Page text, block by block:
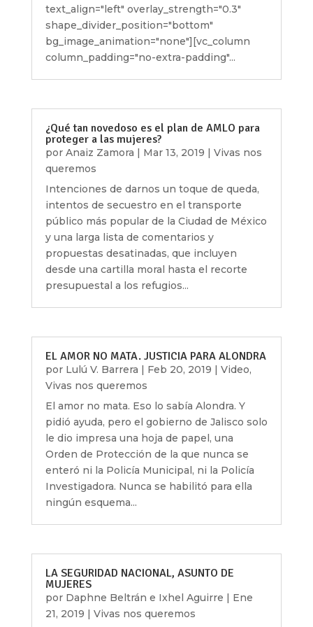
text_align="left" overlay_strength="0.3"
shape_divider_position="bottom"
bg_image_animation="none"][vc_column
column_padding="no-extra-padding"...
¿Qué tan novedoso es el plan de AMLO para
proteger a las mujeres?
por Anaiz Zamora | Mar 13, 2019 | Vivas nos
queremos
Intenciones de darnos un toque de queda,
intentos de secuestro en el transporte
público más popular de la Ciudad de México
y una larga lista de comentarios y
propuestas desatinadas, que incluyen
desde una cartilla moral hasta el recorte
presupuestal a los refugios...
EL AMOR NO MATA. JUSTICIA PARA ALONDRA
por Lulú V. Barrera | Feb 20, 2019 | Video,
Vivas nos queremos
El amor no mata. Eso lo sabía Alondra. Y
pidió ayuda, pero el gobierno de Jalisco solo
le dio impresa una hoja de papel, una
Orden de Protección de la que nunca se
enteró ni la Policía Municipal, ni la Policía
Investigadora. Nunca se habilitó para ella
ningún esquema...
LA SEGURIDAD NACIONAL, ASUNTO DE
MUJERES
por Daphne Beltrán e Ixhel Aguirre
Ene
21, 2019
Vivas nos queremos